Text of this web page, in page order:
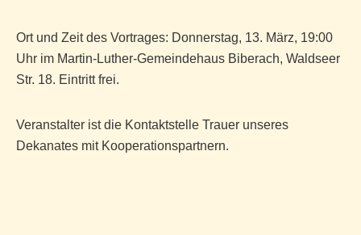
Ort und Zeit des Vortrages: Donnerstag, 13. März, 19:00
Uhr im Martin-Luther-Gemeindehaus Biberach, Waldseer
Str. 18. Eintritt frei.
Veranstalter ist die Kontaktstelle Trauer unseres
Dekanates mit Kooperationspartnern.